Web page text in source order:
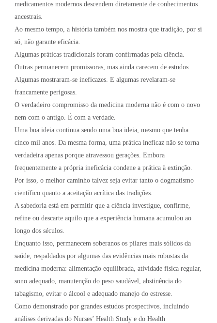
medicamentos modernos descendem diretamente de conhecimentos
ancestrais.
Ao mesmo tempo, a história também nos mostra que tradição, por si
só, não garante eficácia.
Algumas práticas tradicionais foram confirmadas pela ciência.
Outras permanecem promissoras, mas ainda carecem de estudos.
Algumas mostraram-se ineficazes. E algumas revelaram-se
francamente perigosas.
O verdadeiro compromisso da medicina moderna não é com o novo
nem com o antigo. É com a verdade.
Uma boa ideia continua sendo uma boa ideia, mesmo que tenha
cinco mil anos. Da mesma forma, uma prática ineficaz não se torna
verdadeira apenas porque atravessou gerações. Embora
frequentemente a própria ineficácia condene a prática à extinção.
Por isso, o melhor caminho talvez seja evitar tanto o dogmatismo
científico quanto a aceitação acrítica das tradições.
A sabedoria está em permitir que a ciência investigue, confirme,
refine ou descarte aquilo que a experiência humana acumulou ao
longo dos séculos.
Enquanto isso, permanecem soberanos os pilares mais sólidos da
saúde, respaldados por algumas das evidências mais robustas da
medicina moderna: alimentação equilibrada, atividade física regular,
sono adequado, manutenção do peso saudável, abstinência do
tabagismo, evitar o álcool e adequado manejo do estresse.
Como demonstrado por grandes estudos prospectivos, incluindo
análises derivadas do Nurses’ Health Study e do Health